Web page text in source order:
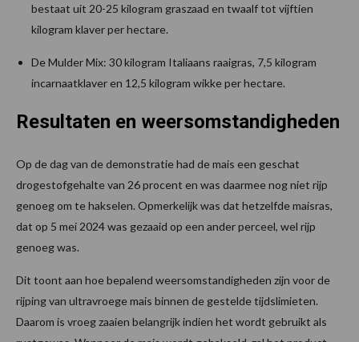
bestaat uit 20-25 kilogram graszaad en twaalf tot vijftien
kilogram klaver per hectare.
De Mulder Mix: 30 kilogram Italiaans raaigras, 7,5 kilogram
incarnaatklaver en 12,5 kilogram wikke per hectare.
Resultaten en weersomstandigheden
Op de dag van de demonstratie had de mais een geschat
drogestofgehalte van 26 procent en was daarmee nog niet rijp
genoeg om te hakselen. Opmerkelijk was dat hetzelfde maisras,
dat op 5 mei 2024 was gezaaid op een ander perceel, wel rijp
genoeg was.
Dit toont aan hoe bepalend weersomstandigheden zijn voor de
rijping van ultravroege mais binnen de gestelde tijdslimieten.
Daarom is vroeg zaaien belangrijk indien het wordt gebruikt als